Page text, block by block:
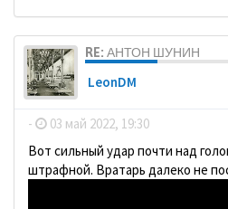
RE: АНТОН ШУНИН
LeonDM
- 03 май 2022, 19:30
Вот сильный удар почти над
штрафной. Вратарь далеко не